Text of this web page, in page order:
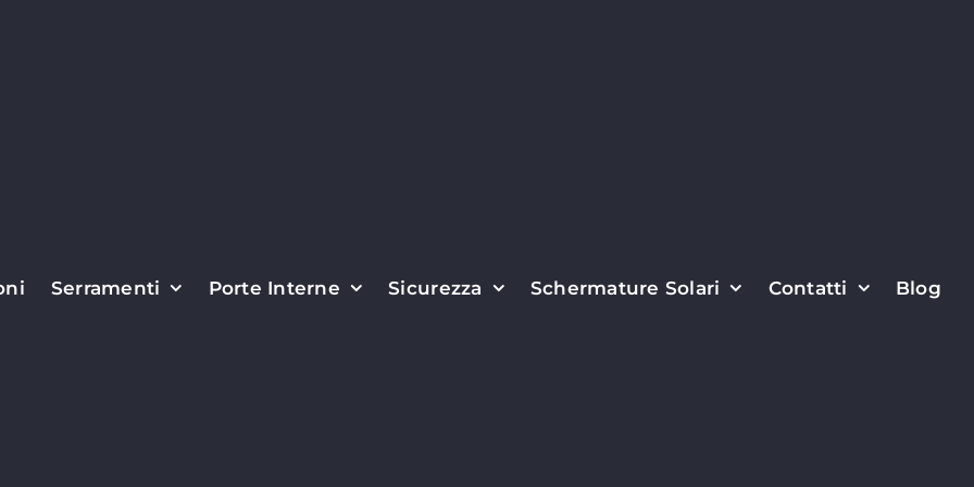
Serramenti Porte Interne Sicurezza Schermature Solari Contatti Blog